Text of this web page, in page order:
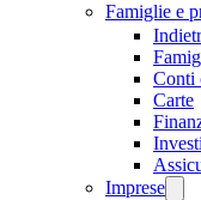
Famiglie e
Conti
Carte
Imprese